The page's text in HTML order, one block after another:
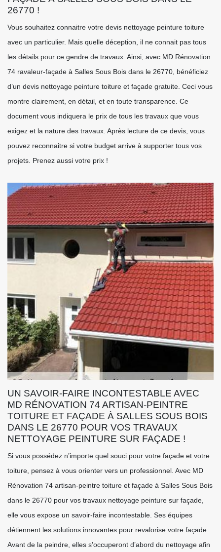
26770 !
Vous souhaitez connaitre votre devis nettoyage peinture toiture
avec un particulier. Mais quelle déception, il ne connait pas tous
les détails pour ce gendre de travaux. Ainsi, avec MD Rénovation
74 ravaleur-façade à Salles Sous Bois dans le 26770, bénéficiez
d’un devis nettoyage peinture toiture et façade gratuite. Ceci vous
montre clairement, en détail, et en toute transparence. Ce
document vous indiquera le prix de tous les travaux que vous
exigez et la nature des travaux. Après lecture de ce devis, vous
pouvez reconnaitre si votre budget arrive à supporter tous vos
projets. Prenez aussi votre prix !
UN SAVOIR-FAIRE INCONTESTABLE AVEC
MD RÉNOVATION 74 ARTISAN-PEINTRE
TOITURE ET FAÇADE À SALLES SOUS BOIS
DANS LE 26770 POUR VOS TRAVAUX
NETTOYAGE PEINTURE SUR FAÇADE !
Si vous possédez n’importe quel souci pour votre façade et votre
toiture, pensez à vous orienter vers un professionnel. Avec MD
Rénovation 74 artisan-peintre toiture et façade à Salles Sous Bois
dans le 26770 pour vos travaux nettoyage peinture sur façade,
elle vous expose un savoir-faire incontestable. Ses équipes
détiennent les solutions innovantes pour revalorise votre façade.
Avant de la peindre, elles s’occuperont d’abord du nettoyage afin